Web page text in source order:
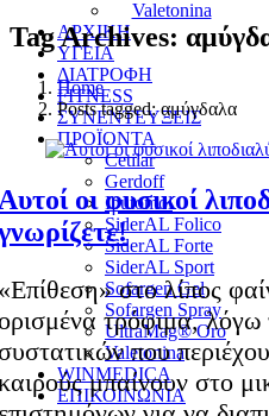
Valetonina
ΑΡΧΙΚΗ
ΥΓΕΙΑ
ΔΙΑΤΡΟΦΗ
FITNESS
ΣΥΝΕΝΤΕΥΞΕΙΣ
ΠΡΟΪΟΝΤΑ
Cetilar
Gerdoff
Ibutomol
SiderAL Folico
SiderAL Forte
SiderAL Sport
Sofargen Gel
Sofargen Spray
UltraMag® Oro
Valetonina
WINMEDICA
ΕΠΙΚΟΙΝΩΝΙΑ
Tag Archives:
Home
Posts tagged: αμύγδαλα
οι φυσικοί
στο λίπος
τρόφιμα,
που
μπαίνουν στο